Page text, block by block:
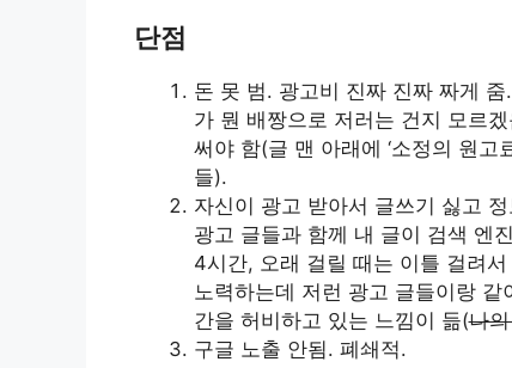
단점
돈 못 범. 광고비 진짜 진짜 짜게
가 뭔 배짱으로 저러는 건지 모르
써야 함(글 맨 아래에 ‘소정의 원고
들).
자신이 광고 받아서 글쓰기 싫고
광고 글들과 함께 내 글이 검색 엔
4시간, 오래 걸릴 때는 이틀 걸려
노력하는데 저런 광고 글들이랑
간을 허비하고 있는 느낌이 듦(나
구글 노출 안됨. 폐쇄적.